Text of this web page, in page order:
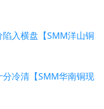
入横盘【SMM洋山铜
冷清【SMM华南铜现